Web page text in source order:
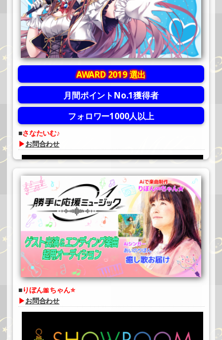
AWARD 2019 選出
月間ポイントNo.1獲得者
フォロワー1000人以上
さなたいむ♪
▶お問合わせ
りぼん🎀ちゃん⭐️
▶お問合わせ